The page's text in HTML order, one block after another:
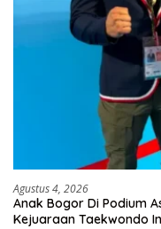
Agustus 4, 2026
Anak Bogor Di Podium
Kejuaraan Taekwondo